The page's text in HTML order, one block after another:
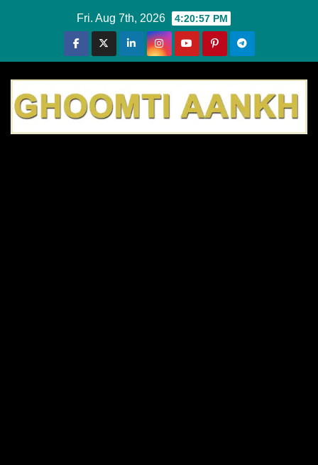
Fri. Aug 7th, 2026 4:20:57 PM